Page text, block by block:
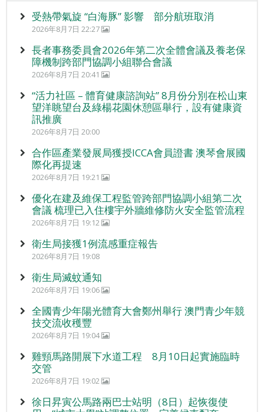
受熱帶氣旋 “白海豚” 影響 部分航班取消
2026年8月7日 22:27
長者事務委員會2026年第二次全體會議及養老保
障機制跨部門協調小組聯合會議
2026年8月7日 20:41
“活力社區 – 體育健康諮詢站” 8月份分別在松山東
望洋眺望台及綠楊花園休憩區舉行，設有健康資
訊推廣
2026年8月7日 20:00
合作區產業發展局獲授ICCA會員證書 澳琴會展國
際化再提速
2026年8月7日 19:21
優化在建及維保工程監管跨部門協調小組第二次
會議 梳理已入住樓宇外牆維修防火安全監管流程
2026年8月7日 19:12
衛生局接獲1例流感重症報告
2026年8月7日 19:08
衛生局滅蚊通知
2026年8月7日 19:06
全國青少年陽光體育大會鄭州舉行 澳門青少年競
技交流收穫豐
2026年8月7日 19:04
雞頸馬路開展下水道工程 8月10日起實施臨時
交管
2026年8月7日 19:02
徐日昇寅公馬路兩巴士站明（8日）起恢復使